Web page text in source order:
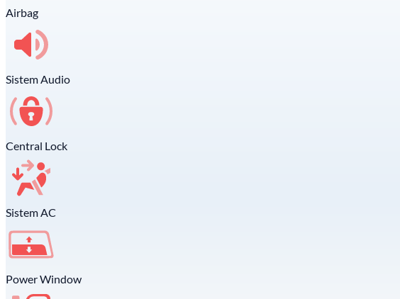
Airbag
Sistem Audio
Central Lock
Sistem AC
Power Window